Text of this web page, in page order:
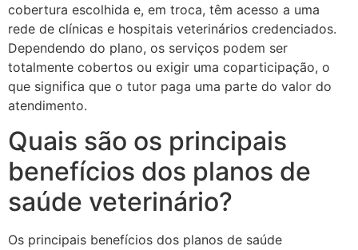
cobertura escolhida e, em troca, têm acesso a uma
rede de clínicas e hospitais veterinários credenciados.
Dependendo do plano, os serviços podem ser
totalmente cobertos ou exigir uma coparticipação, o
que significa que o tutor paga uma parte do valor do
atendimento.
Quais são os principais
benefícios dos planos de
saúde veterinário?
Os principais benefícios dos planos de saúde